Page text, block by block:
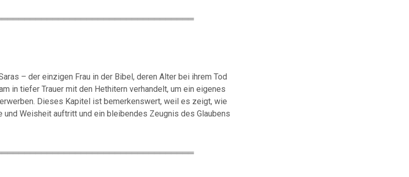
– der einzigen Frau in der Bibel, deren Alter bei ihrem Tod
in tiefer Trauer mit den Hethitern verhandelt, um ein eigenes
erwerben. Dieses Kapitel ist bemerkenswert, weil es zeigt, wie
und Weisheit auftritt und ein bleibendes Zeugnis des Glaubens